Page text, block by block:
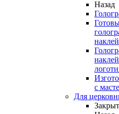
Назад
с
Для